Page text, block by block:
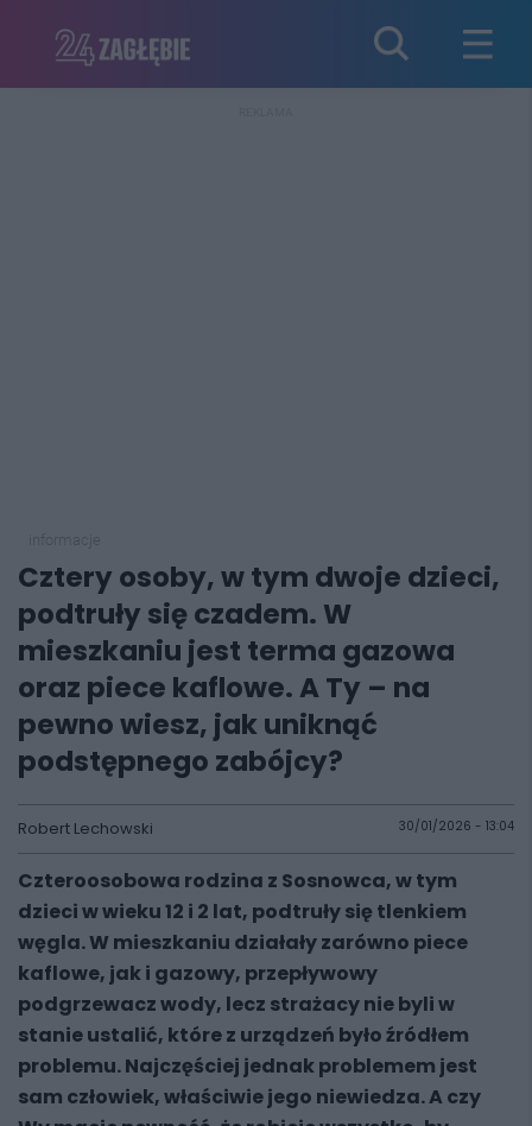
Cztery osoby, w tym dwoje dzieci,
podtruły się czadem. W
mieszkaniu jest terma gazowa
oraz piece kaflowe. A Ty – na
pewno wiesz, jak uniknąć
podstępnego zabójcy?
Robert Lechowski 30/01/2026 - 13:04
Czteroosobowa rodzina z Sosnowca, w tym
dzieci w wieku 12 i 2 lat, podtruły się tlenkiem
węgla. W mieszkaniu działały zarówno piece
kaflowe, jak i gazowy, przepływowy
podgrzewacz wody, lecz strażacy nie byli w
stanie ustalić, które z urządzeń było źródłem
problemu. Najczęściej jednak problemem jest
sam człowiek, właściwie jego niewiedza. A czy